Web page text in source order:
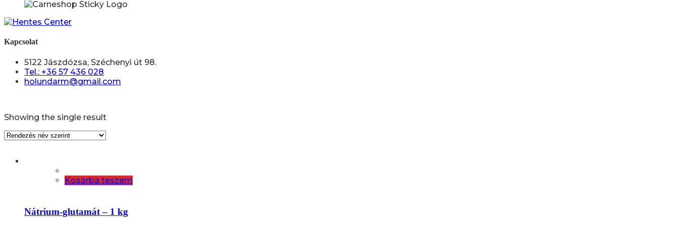
Kapcsolat
5122 Jászdózsa, Széchenyi út 98.
Tel.: +36 57 436 028
holundarm@gmail.com
Showing the single result
Kosárba teszem
Nátrium-glutamát – 1 kg